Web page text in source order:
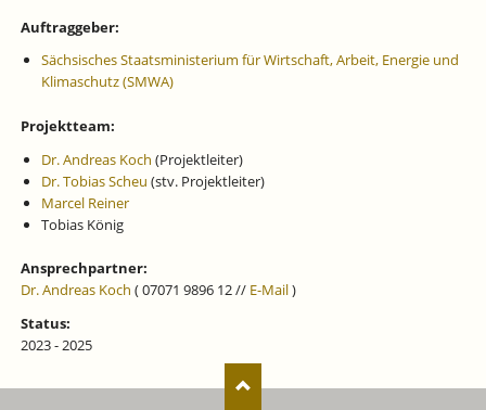
Auftraggeber:
Sächsisches Staatsministerium für Wirtschaft, Arbeit, Energie und
Klimaschutz (SMWA)
Projektteam:
Dr. Andreas Koch (Projektleiter)
Dr. Tobias Scheu (stv. Projektleiter)
Marcel Reiner
Tobias König
Ansprechpartner:
Dr. Andreas Koch ( 07071 9896 12 // E-Mail)
Status:
2023 - 2025